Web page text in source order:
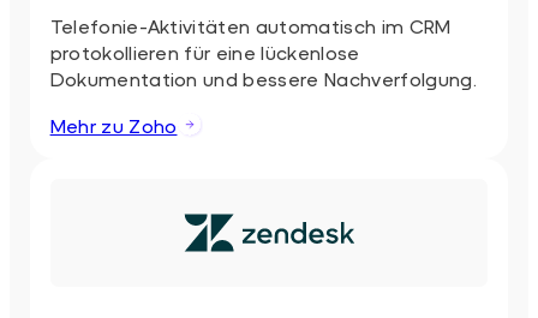
Telefonie-Aktivitäten automatisch im CRM
protokollieren für eine lückenlose
Dokumentation und bessere Nachverfolgung.
Mehr zu Zoho